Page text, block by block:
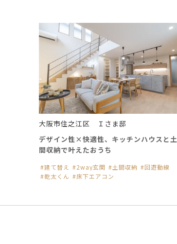
大阪市住之江区 Ｉさま邸
デザイン性×快適性、キッチンハウスと土
間収納で叶えたおうち
建て替え 2way玄関 土間収納
回遊動線
乾太くん
床下エアコン